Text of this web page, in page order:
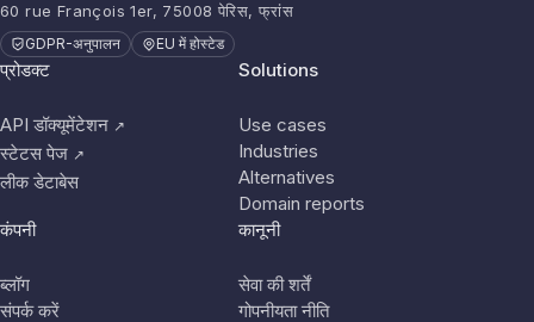
60 rue François 1er, 75008 पेरिस, फ्रांस
GDPR-अनुपालन EU में होस्टेड
प्रोडक्ट
API डॉक्यूमेंटेशन ↗
स्टेटस पेज ↗
लीक डेटाबेस
Solutions
Use cases
Industries
Alternatives
Domain reports
कंपनी
ब्लॉग
संपर्क करें
कानूनी
सेवा की शर्तें
गोपनीयता नीति